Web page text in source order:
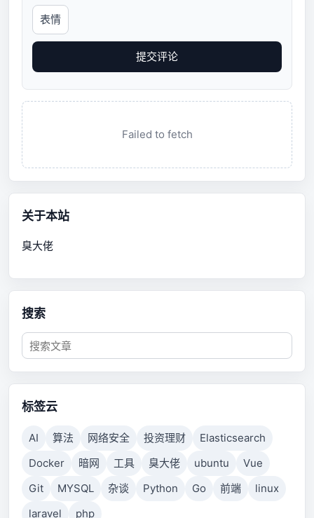
表情
提交评论
Failed to fetch
关于本站
臭大佬
搜索
标签云
AI 算法 网络安全 投资理财
Elasticsearch
Docker
暗网 工具 臭大佬 ubuntu
Vue
Git
MYSQL 杂谈 Python Go 前端
linux
laravel
php